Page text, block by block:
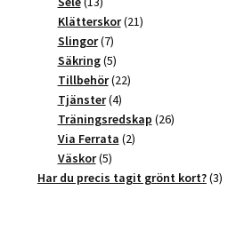
produkter
Klätterskor 2121
Slingor 77
produkter
Säkring 55
produkter
Tillbehör 2222
Tjänster 44
produkter
Träningsredskap 2626
Via Ferrata 22
Väskor 55
produkter
Har du precis tagit grönt kort? 33